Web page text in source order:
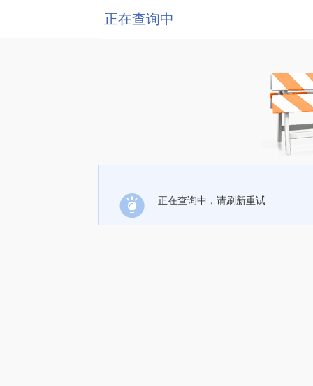
正在查询中
正在查询中，请刷新重试